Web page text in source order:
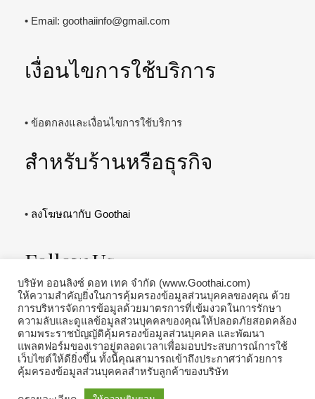
• Email: goothaiinfo@gmail.com
เงื่อนไขการใช้บริการ
• ข้อตกลงและเงื่อนไขการใช้บริการ
สำหรับร้านหรือธุรกิจ
• ลงโฆษณากับ Goothai
Follow Us
บริษัท ออนลิงซ์ ดอท เทค จำกัด (www.Goothai.com)
ให้ความสำคัญยิ่งในการคุ้มครองข้อมูลส่วนบุคคลของคุณ ด้วย
การบริหารจัดการข้อมูลด้วยมาตรการที่เข้มงวดในการรักษา
ความลับและดูแลข้อมูลส่วนบุคคลของคุณให้ปลอดภัยสอดคล้อง
ตามพระราชบัญญัติคุ้มครองข้อมูลส่วนบุคคล และพัฒนา
แพลตฟอร์มของเราอยู่ตลอดเวลาเพื่อมอบประสบการณ์การใช้
เว็บไซต์ให้ดียิ่งขึ้น ทั้งนี้คุณสามารถเข้าถึงประกาศว่าด้วยการ
คุ้มครองข้อมูลส่วนบุคคลสำหรับลูกค้าของบริษัท